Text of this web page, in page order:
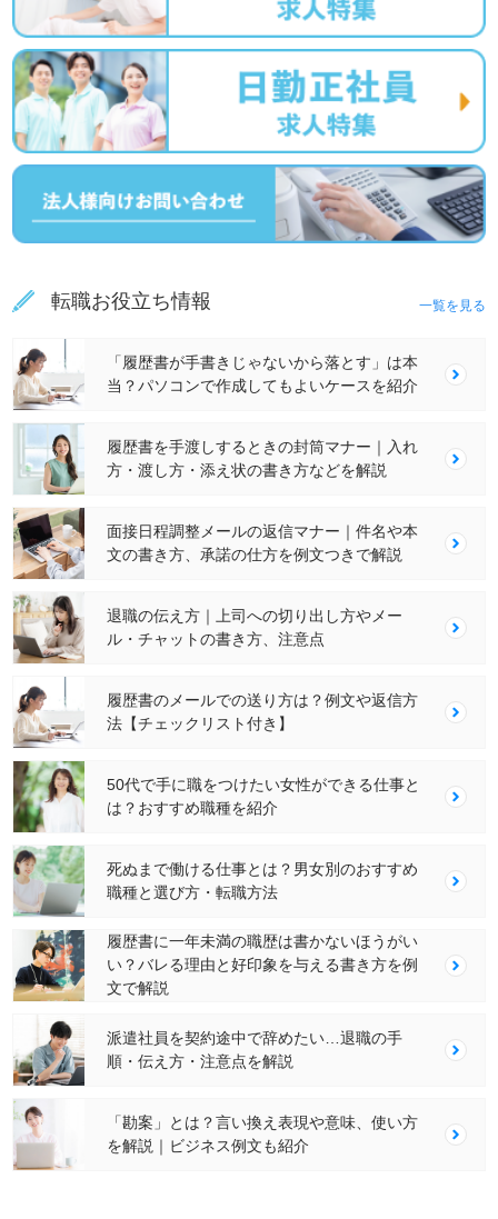
転職お役立ち情報 一覧を見る
「履歴書が手書きじゃないから落とす」は本
当？パソコンで作成してもよいケースを紹介
履歴書を手渡しするときの封筒マナー｜入れ
方・渡し方・添え状の書き方などを解説
面接日程調整メールの返信マナー｜件名や本
文の書き方、承諾の仕方を例文つきで解説
退職の伝え方｜上司への切り出し方やメー
ル・チャットの書き方、注意点
履歴書のメールでの送り方は？例文や返信方
法【チェックリスト付き】
50代で手に職をつけたい女性ができる仕事と
は？おすすめ職種を紹介
死ぬまで働ける仕事とは？男女別のおすすめ
職種と選び方・転職方法
履歴書に一年未満の職歴は書かないほうがい
い？バレる理由と好印象を与える書き方を例
文で解説
派遣社員を契約途中で辞めたい…退職の手
順・伝え方・注意点を解説
「勘案」とは？言い換え表現や意味、使い方
を解説｜ビジネス例文も紹介